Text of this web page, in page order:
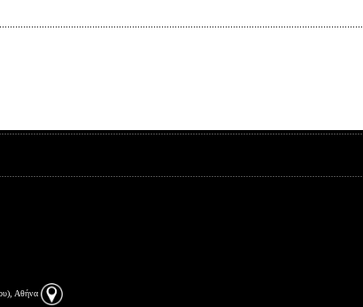
Αθήνα